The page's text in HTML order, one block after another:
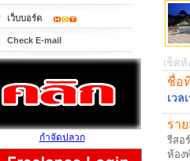
เช็คห้
ชื่อ
เวล
รา
รีสอ
ห้อง
เว็บบอร์ด
Check E-mail
กำจัดปลวก